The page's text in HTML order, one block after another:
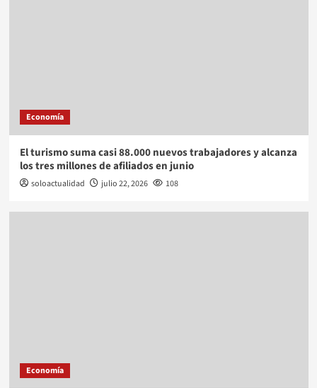
Economía
El turismo suma casi 88.000 nuevos trabajadores y alcanza
los tres millones de afiliados en junio
soloactualidad julio 22, 2026 108
Economía